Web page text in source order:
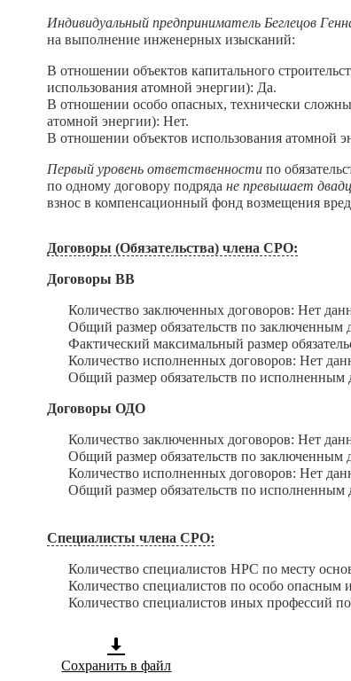
Индивидуальный предприниматель Беглецов
на выполнение инженерных изысканий:
В отношении объектов капитального
использования атомной энергии): Да.
В отношении особо опасных, технически
атомной энергии): Нет.
В отношении объектов использования атомной
Первый уровень ответственности по
по одному договору подрядане превышает
взнос в компенсационный фонд возмещения
Договоры (Обязательства) члена СРО:
Договоры ВВ
Количество заключенных договоров: Нет
Общий размер обязательств по заключенным
Фактический максимальный размер
Количество исполненных договоров: Нет
Общий размер обязательств по исполненным
Договоры ОДО
Количество заключенных договоров: Нет
Общий размер обязательств по заключенным
Количество исполненных договоров: Нет
Общий размер обязательств по исполненным
Специалисты члена СРО:
Количество специалистов НРС по месту
Количество специалистов по особо опасным
Количество специалистов иных профессий
Сохранить в файл